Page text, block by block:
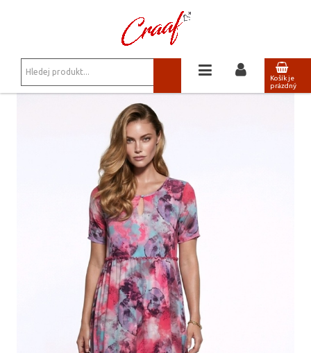
Košík je
prázdný
ŠATY, SUKNĚ /
MAXI ŠATY KIARA 2 - ČERNÉ